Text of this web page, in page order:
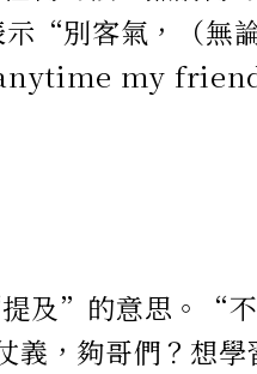
“別客氣，（無
my
及”的意思。“
義，夠哥們？想